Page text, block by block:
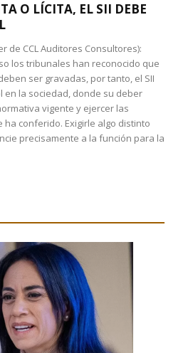
O LÍCITA, EL SII DEBE
de CCL Auditores Consultores):
los tribunales han reconocido que
ser gravadas, por tanto, el SII
en la sociedad, donde su deber
vigente y ejercer las
conferido. Exigirle algo distinto
precisamente a la función para la